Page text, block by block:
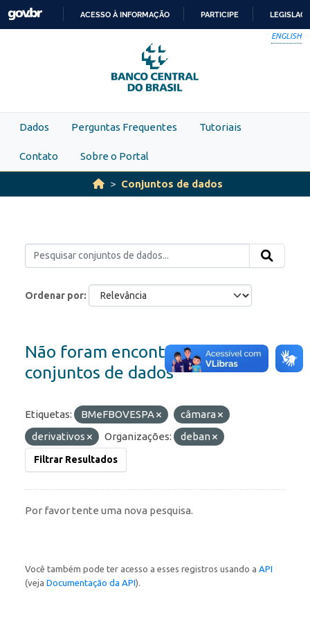
Skip to main content
PARA
O
CONTEÚDO
ACESSO À INFORMAÇÃO PARTICIPE
ENGLISH
Dados Perguntas Frequentes Tutoriais
Contato Sobre o Portal
Conjuntos de dados
Ordenar por
Não foram encontrados
conjuntos de dados
Etiquetas: BMeFBOVESPA
câmara
derivativos
Organizações: deban
Filtrar Resultados
Por favor tente uma nova pesquisa.
Você também pode ter acesso a esses registros usando a API
(veja Documentação da API).